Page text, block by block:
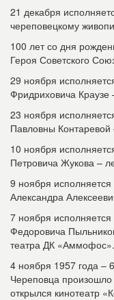
21 декабря
череповецкому
100 лет со дня
Героя Советского
29 ноября
Фридриховича Краузе
23 ноября
Павловны Контаревой
10 ноября
Петровича Жукова –
9 ноября
Александра
7 ноября
Федоровича
театра ДК «Аммофос».
4 ноября 1957 года –
Череповца
открылся кинотеатр